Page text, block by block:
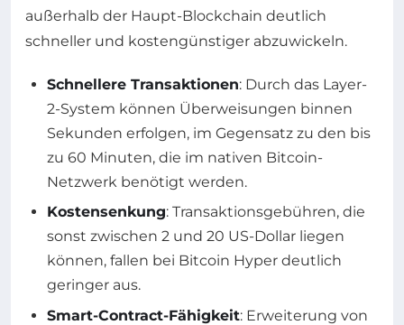
außerhalb der Haupt-Blockchain deutlich
schneller und kostengünstiger abzuwickeln.
Schnellere Transaktionen: Durch das Layer-
2-System können Überweisungen binnen
Sekunden erfolgen, im Gegensatz zu den bis
zu 60 Minuten, die im nativen Bitcoin-
Netzwerk benötigt werden.
Kostensenkung: Transaktionsgebühren, die
sonst zwischen 2 und 20 US-Dollar liegen
können, fallen bei Bitcoin Hyper deutlich
geringer aus.
Smart-Contract-Fähigkeit: Erweiterung von